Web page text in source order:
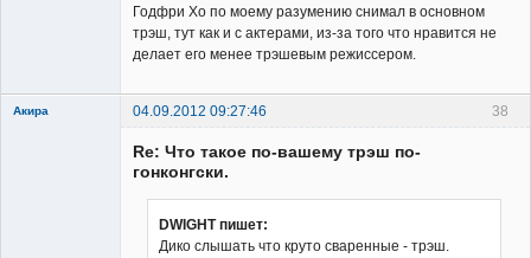
Годфри Хо по моему разумению снимал в основном
трэш, тут как и с актерами, из-за того что нравится не
делает его менее трэшевым режиссером.
38
Акира 04.09.2012 09:27:46
Re: Что такое по-вашему трэш по-
гонконгски.
DWIGHT пишет:
Дико слышать что круто сваренные - трэш.